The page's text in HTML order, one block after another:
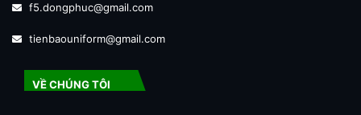
f5.dongphuc@gmail.com
tienbaouniform@gmail.com
VỀ CHÚNG TÔI